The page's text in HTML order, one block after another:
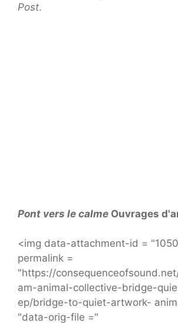
Post.
Pont vers le calme Ouvrages
<img data-attachment-id =
permalink =
"https://
am-animal-collective-bridge-
ep/bridge-to-quiet-artwork-
"data-orig-file ="